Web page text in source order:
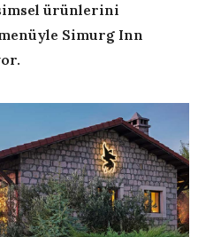
ürünlerini
Simurg Inn